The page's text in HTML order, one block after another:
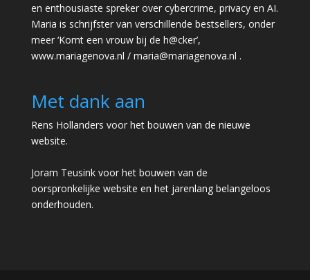
en enthousiaste spreker over cybercrime, privacy en AI.
Maria is schrijfster van verschillende bestsellers, onder
meer ‘Komt een vrouw bij de h@cker’,
www.mariagenova.nl / maria@mariagenova.nl .
Met dank aan
Rens Hollanders voor het bouwen van de nieuwe
website.
Joram Teusink voor het bouwen van de
oorspronkelijke website en het jarenlang belangeloos
onderhouden.